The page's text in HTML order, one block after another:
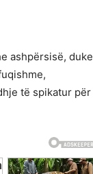
ashpërsisë, duke
të spikatur për